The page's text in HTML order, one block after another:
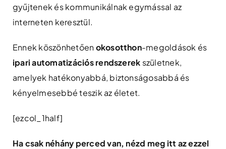
gyűjtenek és kommunikálnak egymással az
interneten keresztül.
Ennek köszönhetőenokosotthon-megoldások és
ipari automatizációs rendszerek születnek,
amelyek hatékonyabbá, biztonságosabbá és
kényelmesebbé teszik az életet.
[ezcol_1half]
Ha csak néhány perced van, nézd meg itt az ezzel